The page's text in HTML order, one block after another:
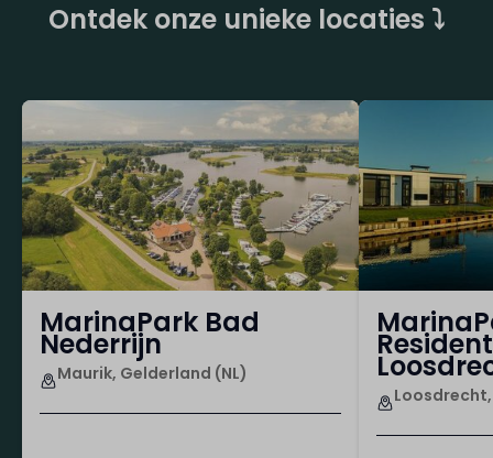
Ontdek onze unieke locaties ⤵
MarinaPark Bad
Nederrijn
Maurik, Gelderland (NL)